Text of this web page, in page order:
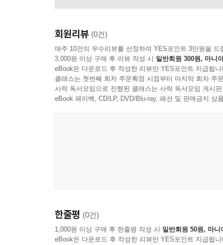
회원리뷰 (0건)
매주 10건의 우수리뷰를 선정하여 YES포인트 3만원을 드
3,000원 이상 구매 후 리뷰 작성 시 일반회원 300원, 마니
eBook은 다운로드 후 작성한 리뷰만 YES포인트 지급됩니
클래스는 첫번째 회차 주문확정 시점부터 마지막 회차 주
사락 독서모임으로 진행된 클래스는 사락 독서모임 게시
eBook 페이백, CD/LP, DVD/Blu-ray, 패션 및 판매금지 상
한줄평 (0건)
1,000원 이상 구매 후 한줄평 작성 시 일반회원 50원, 마니
eBook은 다운로드 후 작성한 리뷰만 YES포인트 지급됩니